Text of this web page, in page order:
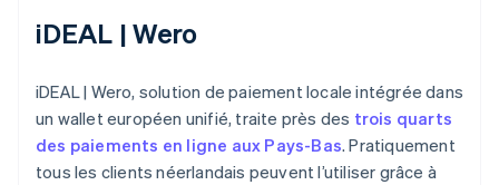
iDEAL | Wero
iDEAL | Wero, solution de paiement locale intégrée dans
un wallet européen unifié, traite près des trois quarts
des paiements en ligne aux Pays-Bas. Pratiquement
tous les clients néerlandais peuvent l’utiliser grâce à